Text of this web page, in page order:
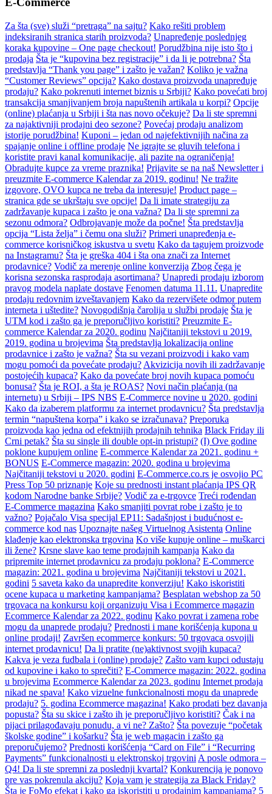
Za šta (sve) služi “pretraga” na sajtu? Kako rešiti problem
indeksiranih stranica starih proizvoda? Unapređenje poslednjeg
koraka kupovine – One page checkout! Porudžbina nije isto što i
prodaja Šta je “kupovina bez registracije” i da li je potrebna? Šta
predstavlja “Thank you page” i zašto je važan? Koliko je važna
“Customer Reviews” opcija? Kako dostava proizvoda unapređuje
prodaju? Kako pokrenuti internet biznis u Srbiji? Kako povećati broj
transakcija smanjivanjem broja napuštenih artikala u korpi? Opcije
(online) plaćanja u Srbiji i šta nas novo očekuje? Da li ste spremni
za najaktivniji prodajni deo sezone? Povećaj prodaju analizom
istorije porudžbina! Kuponi – jedan od najefektivnijih načina za
spajanje online i offline prodaje Ne igrajte se gluvih telefona i
koristite pravi kanal komunikacije, ali pazite na ograničenja!
Obradujte kupce za vreme praznika! Prijavite se na naš Newsletter i
preuzmite E-commerce Kalendar za 2019. godinu! Ne tražite
izgovore, OVO kupca ne treba da interesuje! Product page –
stranica gde se ukrštaju sve opcije! Da li imate strategiju za
zadržavanje kupaca i zašto je ona važna? Da li ste spremni za
sezonu odmora? Odbrojavanje može da počne! Šta predstavlja
opcija “Lista želja” i čemu ona služi? Primeri unapređenja e-
commerce korisničkog iskustva u svetu Kako da tagujem proizvode
na Instagramu? Šta je greška 404 i šta ona znači za Internet
prodavnice? Vodič za merenje online konverzija Zbog čega je
korisna sezonska rasprodaja asortimana? Unapredi prodaju izborom
pravog modela naplate dostave Fenomen datuma 11.11. Unapredite
prodaju redovnim izveštavanjem Kako da rezervišete odmor putem
interneta i uštedite? Novogodišnja čarolija u službi prodaje Šta je
UTM kod i zašto ga je preporučljivo koristiti? Preuzmite E-
commerce Kalendar za 2020. godinu Najčitaniji tekstovi u 2019.
2019. godina u brojevima Šta predstavlja lokalizacija online
prodavnice i zašto je važna? Šta su vezani proizvodi i kako vam
mogu pomoći da povećate prodaju? Akvizicija novih ili zadržavanje
postojećih kupaca? Kako da povećate broj novih kupaca pomoću
bonusa? Šta je ROI, a šta je ROAS? Novi način plaćanja (na
internetu) u Srbiji – IPS NBS E-Commerce novine u 2020. godini
Kako da izaberem platformu za internet prodavnicu? Šta predstavlja
termin “napuštena korpa” i kako se izračunava? Preporuka
proizvoda kao jedna od efektnijih prodajnih tehnika Black Friday ili
Crni petak? Šta su single ili double opt-in pristupi? (I) Ove godine
poklone kupujem online E-commerce Kalendar za 2021. godinu +
BONUS E-Commerce magazin: 2020. godina u brojevima
Najčitaniji tekstovi u 2020. godini E-Commerce.co.rs je osvojio PC
Press Top 50 priznanje Koje su prednosti instant plaćanja IPS QR
kodom Narodne banke Srbije? Vodič za e-trgovce Treći rođendan
E-Commerce magazina Kako smanjiti povrat robe i zašto je to
važno? Pojačalo Visa specijal EP11: Sadašnjost i budućnost e-
commerce kod nas Upoznajte našeg Virtuelnog Asistenta Online
klađenje kao elektronska trgovina Ko više kupuje online – muškarci
ili žene? Krsne slave kao teme prodajnih kampanja Kako da
pripremite internet prodavnicu za prodaju poklona? E-Commerce
magazin: 2021. godina u brojevima Najčitaniji tekstovi u 2021.
godini 5 saveta kako da unapredite konverziju! Kako iskoristiti
ocene kupaca u marketing kampanjama? Besplatan webshop za 50
trgovaca na konkursu koji organizuju Visa i Ecommerce magazin
Ecommerce Kalendar za 2022. godinu Kako povrat i zamena robe
mogu da unaprede prodaju? Prednosti i mane korišćenja kupona u
online prodaji! Završen ecommerce konkurs: 50 trgovaca osvojili
internet prodavnicu! Da li pratite (ne)aktivnost svojih kupaca?
Kakva je veza fudbala i (online) prodaje? Zašto vam kupci odustaju
od kupovine i kako to sprečiti? E-Commerce magazin: 2022. godina
u brojevima Ecommerce Kalendar za 2023. godinu Internet prodaja
nikad ne spava! Kako vizuelne funkcionalnosti mogu da unaprede
prodaju? 5. godina Ecommerce magazina! Kako prodati bez davanja
popusta? Šta su skice i zašto ih je preporučljivo koristiti? Čak i na
pijaci prilagođavaju ponudu, a vi ne? Zašto? Šta povezuje “početak
školske godine” i košarku? Šta je web magacin i zašto ga
preporučujemo? Prednosti korišćenja “Card on File” i “Recurring
Payments” funkcionalnosti u elektronskoj trgovini A posle odmora –
Q4! Da li ste spremni za poslednji kvartal? Konkurencija je ponovo
pre vas pokrenula akciju? Koja vam je strategija za Black Friday?
Šta je FoMo efekat i kako ga iskoristiti u prodajnim kampanjama? 5